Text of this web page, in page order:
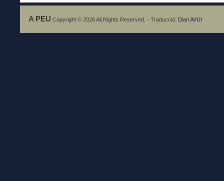
A PEU Copyright © 2026 All Rights Reserved. - Traducció: Diari AVUI